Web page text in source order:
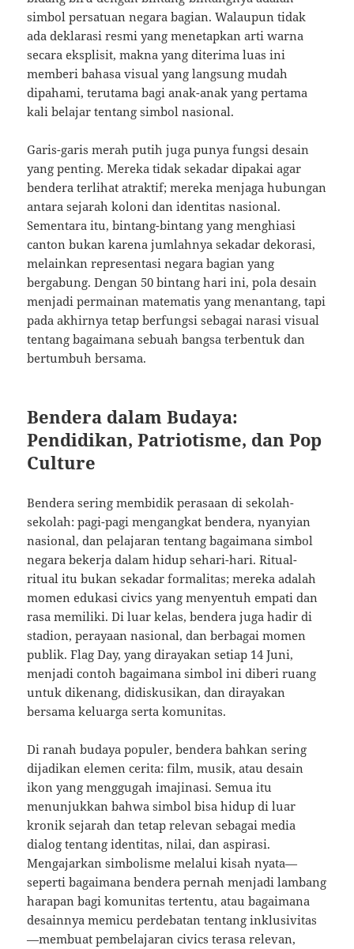
simbol persatuan negara bagian. Walaupun tidak
ada deklarasi resmi yang menetapkan arti warna
secara eksplisit, makna yang diterima luas ini
memberi bahasa visual yang langsung mudah
dipahami, terutama bagi anak-anak yang pertama
kali belajar tentang simbol nasional.
Garis-garis merah putih juga punya fungsi desain
yang penting. Mereka tidak sekadar dipakai agar
bendera terlihat atraktif; mereka menjaga hubungan
antara sejarah koloni dan identitas nasional.
Sementara itu, bintang-bintang yang menghiasi
canton bukan karena jumlahnya sekadar dekorasi,
melainkan representasi negara bagian yang
bergabung. Dengan 50 bintang hari ini, pola desain
menjadi permainan matematis yang menantang, tapi
pada akhirnya tetap berfungsi sebagai narasi visual
tentang bagaimana sebuah bangsa terbentuk dan
bertumbuh bersama.
Bendera dalam Budaya:
Pendidikan, Patriotisme, dan Pop
Culture
Bendera sering membidik perasaan di sekolah-
sekolah: pagi-pagi mengangkat bendera, nyanyian
nasional, dan pelajaran tentang bagaimana simbol
negara bekerja dalam hidup sehari-hari. Ritual-
ritual itu bukan sekadar formalitas; mereka adalah
momen edukasi civics yang menyentuh empati dan
rasa memiliki. Di luar kelas, bendera juga hadir di
stadion, perayaan nasional, dan berbagai momen
publik. Flag Day, yang dirayakan setiap 14 Juni,
menjadi contoh bagaimana simbol ini diberi ruang
untuk dikenang, didiskusikan, dan dirayakan
bersama keluarga serta komunitas.
Di ranah budaya populer, bendera bahkan sering
dijadikan elemen cerita: film, musik, atau desain
ikon yang menggugah imajinasi. Semua itu
menunjukkan bahwa simbol bisa hidup di luar
kronik sejarah dan tetap relevan sebagai media
dialog tentang identitas, nilai, dan aspirasi.
Mengajarkan simbolisme melalui kisah nyata—
seperti bagaimana bendera pernah menjadi lambang
harapan bagi komunitas tertentu, atau bagaimana
desainnya memicu perdebatan tentang inklusivitas
—membuat pembelajaran civics terasa relevan,